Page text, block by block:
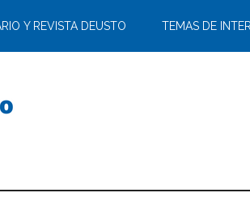
Y REVISTA DEUSTO TEMAS DE